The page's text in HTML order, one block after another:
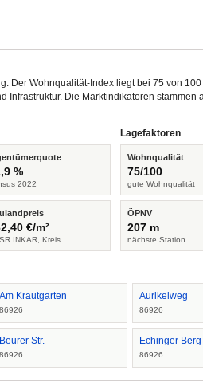
Der Wohnqualität-Index liegt bei 75 von
Die Marktindikatoren stammen
%
2022
€/m²
INKAR, Kreis
Lagefaktoren
Wohnqualität
75/100
gute Wohnqualität
ÖPNV
207 m
nächste Station
Am Krautgarten
86926
Aurikelweg
86926
Beurer Str.
86926
Echinger Berg
86926